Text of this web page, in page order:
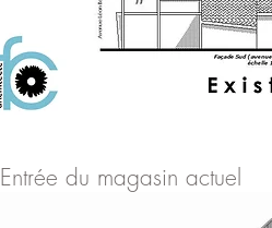
Entrée du magasin actuel